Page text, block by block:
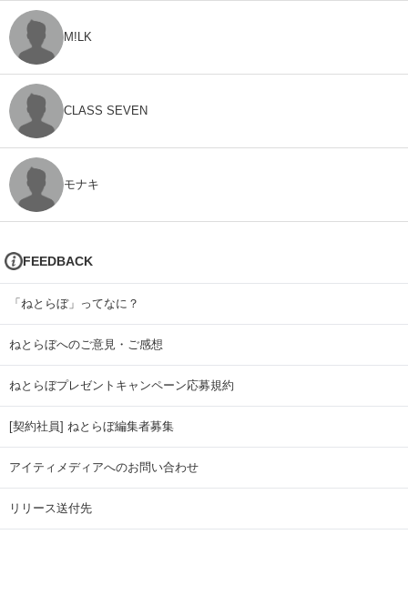
M!LK
CLASS SEVEN
モナキ
FEEDBACK
「ねとらぼ」ってなに？
ねとらぼへのご意見・ご感想
ねとらぼプレゼントキャンペーン応募規約
[契約社員] ねとらぼ編集者募集
アイティメディアへのお問い合わせ
リリース送付先